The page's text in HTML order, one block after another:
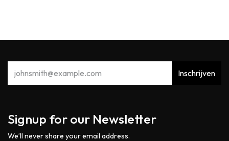
Inschrijven
Signup for our Newsletter
We’ll never share your email address.